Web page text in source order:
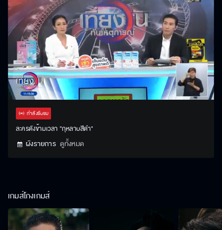
UnmuteStream Settings
กำลังรับชม
ละครดังข้ามเวลา "กุหลาบสีดำ"
ผังรายการ ดูทั้งหมด
เกมส์โกงเกมส์